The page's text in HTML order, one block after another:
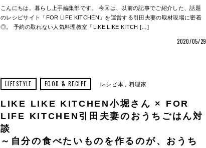
こんにちは。暮らし上手編集部です。 今回は、以前の記事でご紹介した、話題
のレシピサイト「FOR LIFE KITCHEN」を運営する引田夫妻の取材現場に密着
◎。 予約の取れない人気料理教室「LIKE LIKE KITCH […]
2020/05/29
LIFESTYLE FOOD & RECIPE レシピ本 料理家
LIKE LIKE KITCHEN小堀さん × FOR
LIFE KITCHEN引田夫妻のおうちごはん対
談
～自分の食べたいものを作るのが、おうち